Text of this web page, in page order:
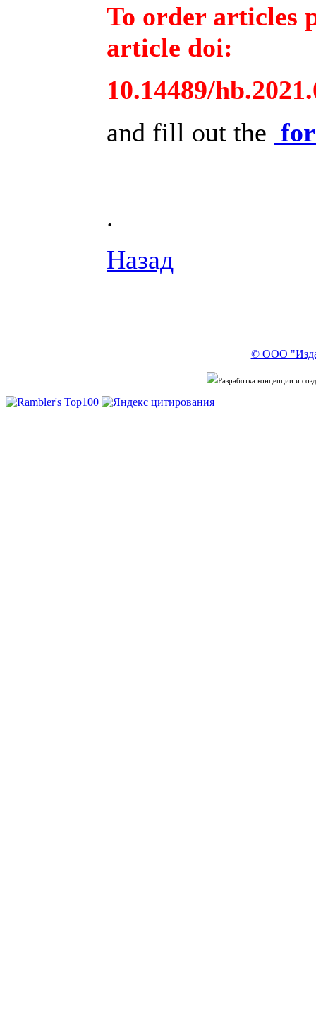
To order articles
article doi:
10.14489/
and fill out the
.
Назад
© ООО
Разработка концепции и